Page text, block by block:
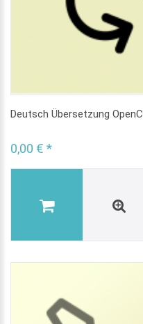
Deutsch Übersetzung
0,00 € *